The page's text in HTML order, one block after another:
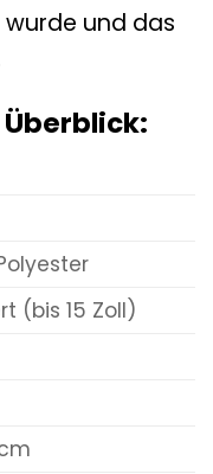
und das
(bis 15 Zoll)